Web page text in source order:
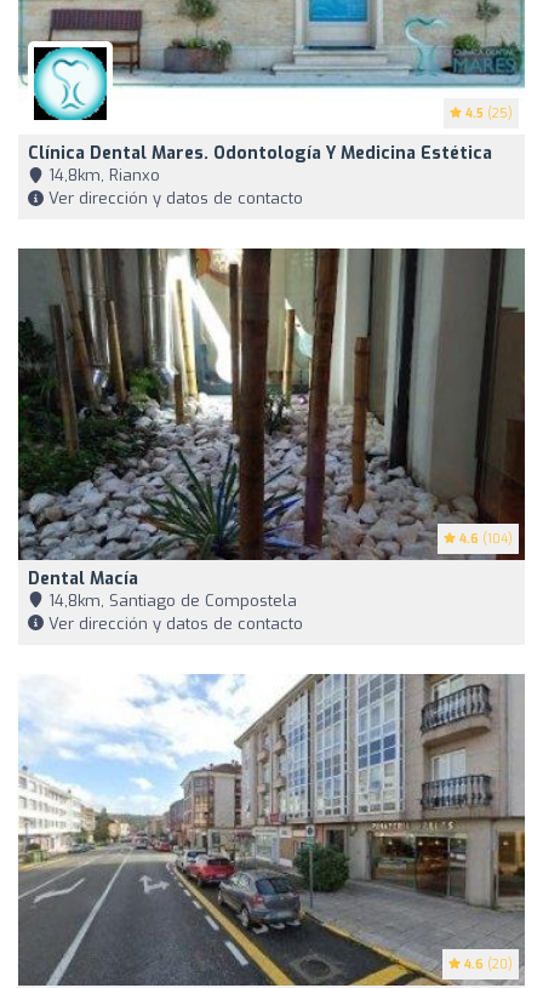
4.5 (25)
Clínica Dental Mares. Odontología Y Medicina Estética
14,8km, Rianxo
Ver dirección y datos de contacto
4.6 (104)
Dental Macía
14,8km, Santiago de Compostela
Ver dirección y datos de contacto
4.6 (20)